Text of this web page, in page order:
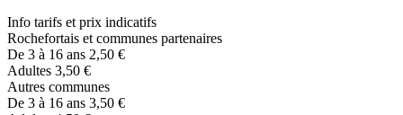
Info tarifs et prix indicatifs
Rochefortais et communes partenaires
De 3 à 16 ans 2,50 €
Adultes 3,50 €
Autres communes
De 3 à 16 ans 3,50 €